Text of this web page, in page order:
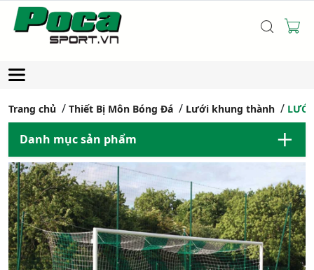
Trang chủ Thiết Bị Môn Bóng Đá Lưới khung thành
Danh mục sản phẩm